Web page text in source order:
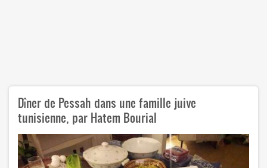
Dîner de Pessah dans une famille juive
tunisienne, par Hatem Bourial